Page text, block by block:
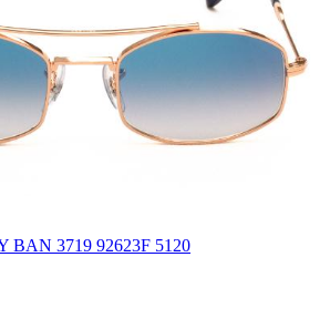
3719 92623F 5120